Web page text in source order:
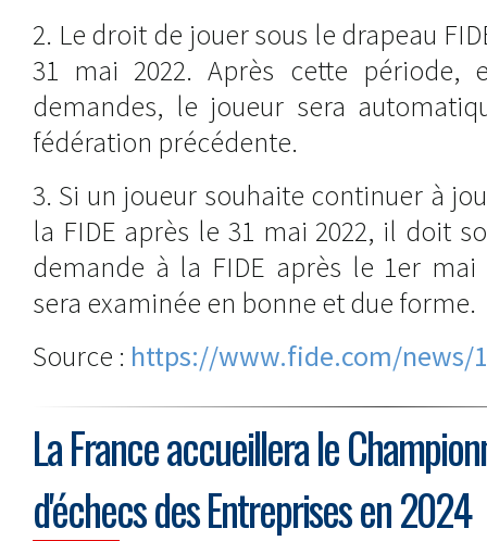
2. Le droit de jouer sous le drapeau
31 mai 2022. Après cette période,
demandes, le joueur sera
fédération précédente.
3. Si un joueur souhaite continuer à
la FIDE après le 31 mai 2022, il doit
demande à la FIDE après le 1er mai
sera examinée en bonne et due forme.
Source : https://www.fide.com/news/
La France accueillera le
d'échecs des Entreprises en 2024